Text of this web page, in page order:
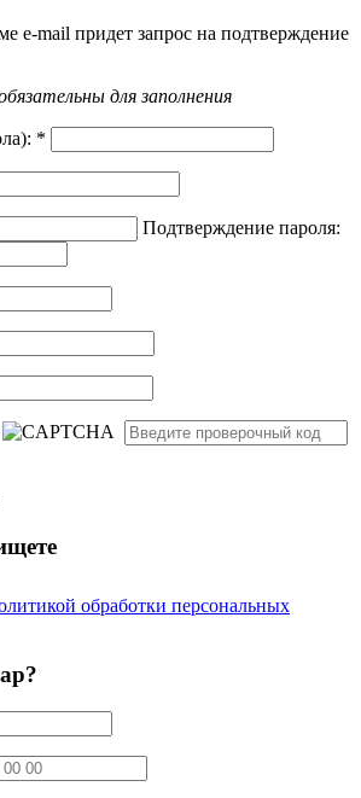
e-mail придет запрос на подтверждение
для заполнения
*
Подтверждение пароля:
обработки персональных